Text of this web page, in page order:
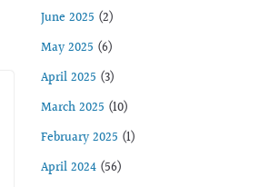
June 2025 (2)
May 2025 (6)
April 2025 (3)
March 2025 (10)
February 2025 (1)
April 2024 (56)